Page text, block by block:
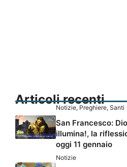
Articoli recenti
Notizie, Preghiere, Santi
San Francesco:
illumina!, la
oggi 11 gennaio
Notizie